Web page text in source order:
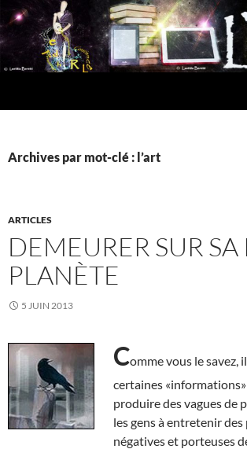
Aller
au
contenu
Archives par mot-clé : l’art
ARTICLES
DEMEURER SUR SA
PLANÈTE
5 JUIN 2013
Comme vous le savez,
certaines
produire des vagues de
les gens à entretenir des
négatives et porteuses